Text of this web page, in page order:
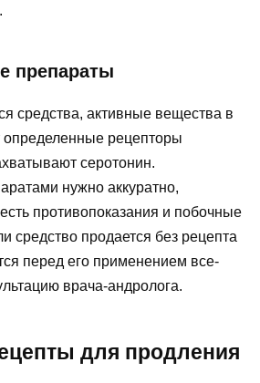
препараты
средства, активные вещества в
определенные рецепторы
серотонин.
нужно аккуратно,
противопоказания и побочные
средство продается без рецепта
перед его применением все-
врача-андролога.
для продления